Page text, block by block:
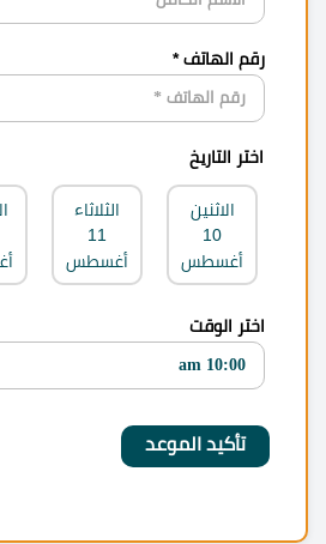
رقم الهاتف *
اختر التاريخ
الاثنين
10
أغسطس
الثلاثاء
11
أغسطس
اختر الوقت